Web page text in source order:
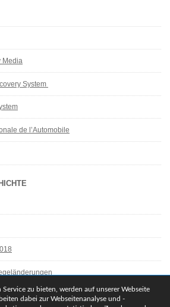
Media
System
de l’Automobile
zu bieten, werden auf unserer Webseite
dabei zur Webseitenanalyse und -